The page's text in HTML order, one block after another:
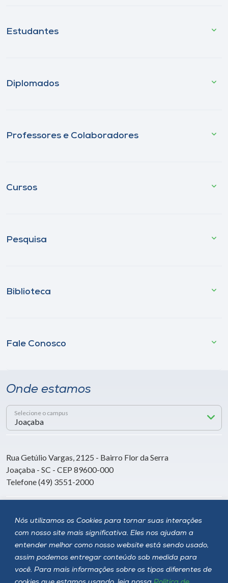
Nós utilizamos os Cookies para tornar suas interações
com nosso site mais significativa. Eles nos ajudam a
entender melhor como nosso website está sendo usado,
assim podemos entregar conteúdo sob medida para
você. Para mais informações sobre os tipos diferentes de
Estudantes
Diplomados
Professores e Colaboradores
Cursos
Pesquisa
Biblioteca
Fale Conosco
Onde estamos
Selecione o campus
Rua Getúlio Vargas, 2125 - Bairro Flor da Serra
Joaçaba - SC - CEP 89600-000
Telefone (49) 3551-2000
Siga a Unoesc